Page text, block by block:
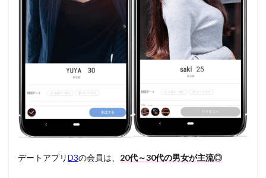
デートアプリD3の会員は、 20代～30代の男女が主流◎